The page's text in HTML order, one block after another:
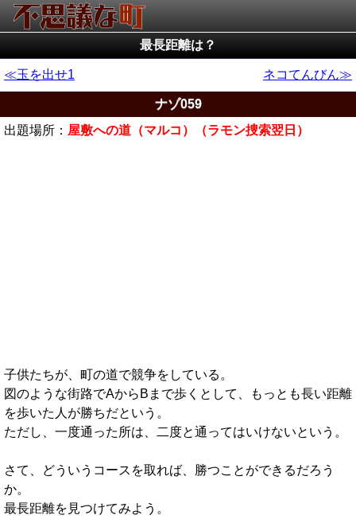
最長距離は？
玉を出せ1 ネコてんびん
ナゾ059
出題場所： 屋敷への道（マルコ）（ラモン捜索翌日）
子供たちが、町の道で競争をしている。
図のような街路でAからBまで歩くとして、もっとも長い距離
を歩いた人が勝ちだという。
ただし、一度通った所は、二度と通ってはいけないという。
さて、どういうコースを取れば、勝つことができるだろう
か。
最長距離を見つけてみよう。